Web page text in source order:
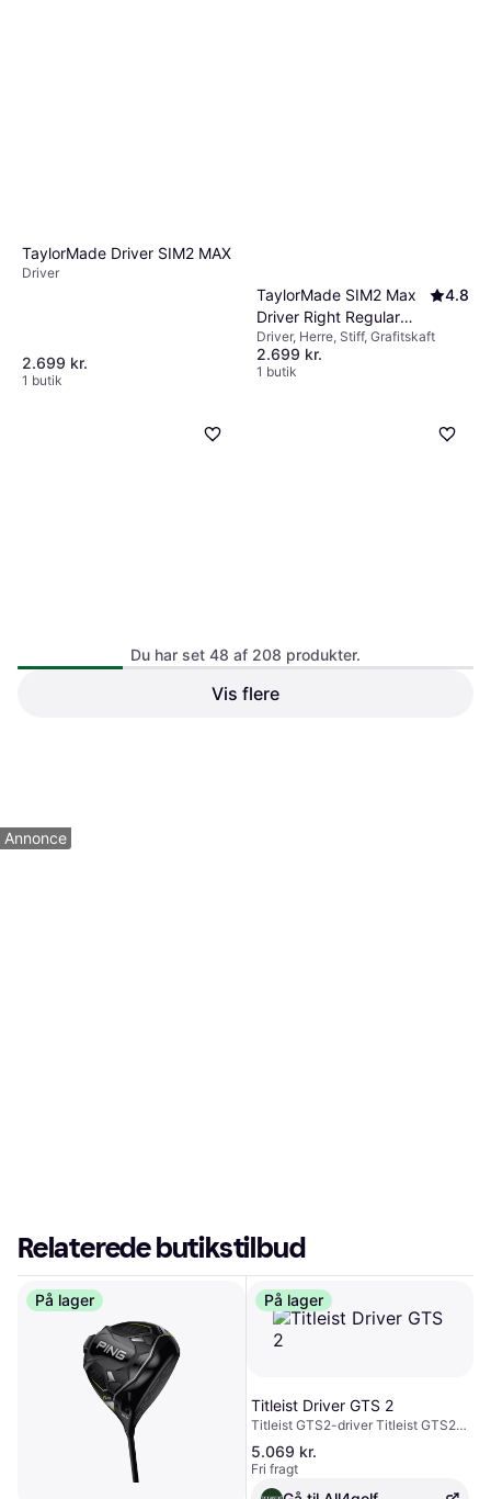
TaylorMade Driver SIM2 MAX
Driver
2.699 kr.
1 butik
TaylorMade SIM2 Max
Driver Right Regular
10.5
4.8
Driver, Herre, Stiff, Grafitskaft
2.699 kr.
1 butik
Du har set 48 af 208 produkter.
Vis flere
Annonce
Relaterede butikstilbud
På lager På lager
Titleist Driver GTS 2
Titleist GTS2-driver Titleist GTS2
Driver revolutionerer begrebet
fejltolerance – maksimal længde
møder enestående stabilitet for
golfspillere, der forventer kraft og
5.069 kr.
Fri fragt